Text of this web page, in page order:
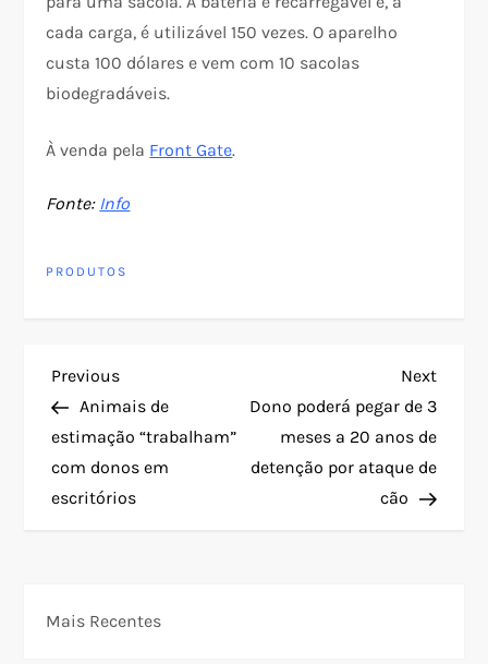
cada carga, é utilizável 150 vezes. O aparelho
custa 100 dólares e vem com 10 sacolas
biodegradáveis.
À venda pela Front Gate.
Fonte: Info
PRODUTOS
N
a
v
a
Previous
Post
Previous
Animais de
estimação “trabalham”
com donos em
escritórios
Next
Post
Next
Dono poderá pegar de 3
meses a 20 anos de
detenção por ataque de
cão
Mais Recentes